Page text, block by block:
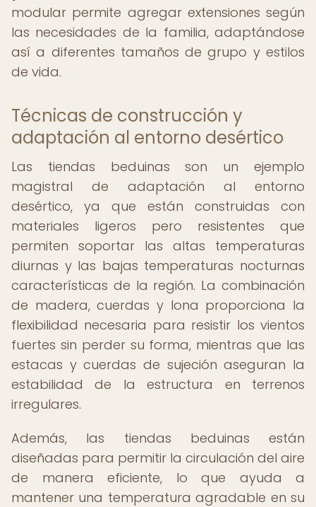
modular permite agregar extensiones según
las necesidades de la familia, adaptándose
así a diferentes tamaños de grupo y estilos
de vida.
Técnicas de construcción y
adaptación al entorno desértico
Las tiendas beduinas son un ejemplo
magistral de adaptación al entorno
desértico, ya que están construidas con
materiales ligeros pero resistentes que
permiten soportar las altas temperaturas
diurnas y las bajas temperaturas nocturnas
características de la región. La combinación
de madera, cuerdas y lona proporciona la
flexibilidad necesaria para resistir los vientos
fuertes sin perder su forma, mientras que las
estacas y cuerdas de sujeción aseguran la
estabilidad de la estructura en terrenos
irregulares.
Además, las tiendas beduinas están
diseñadas para permitir la circulación del aire
de manera eficiente, lo que ayuda a
mantener una temperatura agradable en su